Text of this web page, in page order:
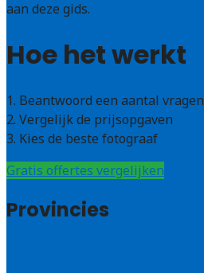
aan deze gids.
Hoe het werkt
1. Beantwoord een aantal vragen
2. Vergelijk de prijsopgaven
3. Kies de beste fotograaf
Gratis offertes vergelijken
Provincies